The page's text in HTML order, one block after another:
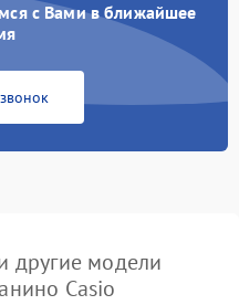
с Вами в ближайшее
другие модели
Casio